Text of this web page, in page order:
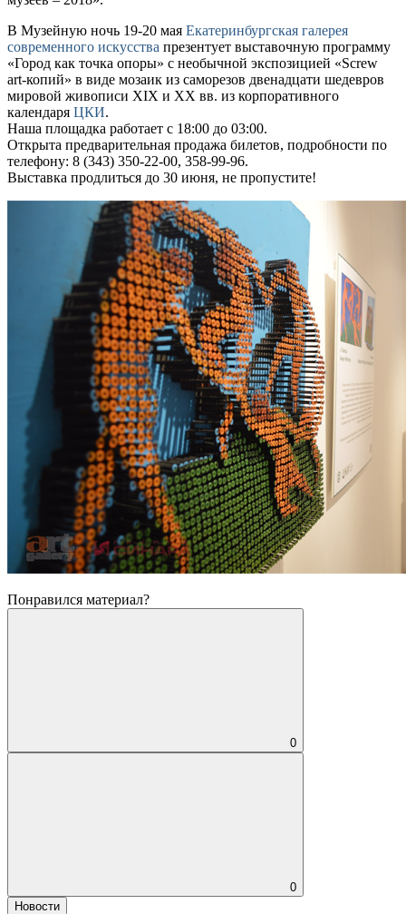
В Музейную ночь 19-20 мая Екатеринбургская галерея
современного искусства презентует выставочную программу
«Город как точка опоры» с необычной экспозицией «Screw
art-копий» в виде мозаик из саморезов двенадцати шедевров
мировой живописи XIX и XX вв. из корпоративного
календаря ЦКИ.
Наша площадка работает с 18:00 до 03:00.
Открыта предварительная продажа билетов, подробности по
телефону: 8 (343) 350-22-00, 358-99-96.
Выставка продлиться до 30 июня, не пропустите!
Понравился материал?
0
0
Новости